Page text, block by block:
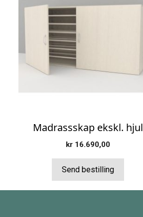
Madrassskap ekskl. hjul
kr 16.690,00
Send bestilling